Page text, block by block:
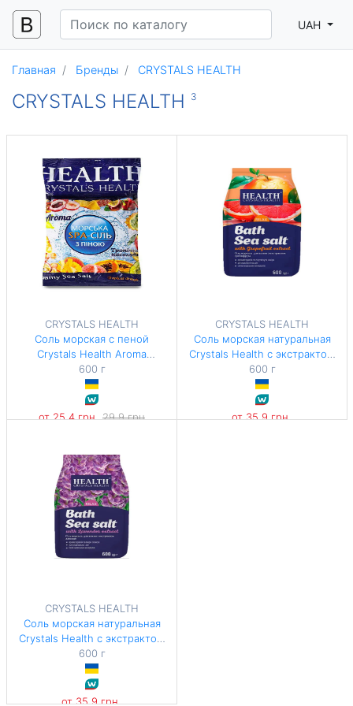
UAH
Главная Бренды CRYSTALS HEALTH
CRYSTALS HEALTH 3
CRYSTALS HEALTH
Соль морская с пеной
Crystals Health Aroma
Тропическое наслаждение
600 г
600 г
от 25,4 грн 29,9 грн
CRYSTALS HEALTH
Соль морская натуральная
Crystals Health с экстрактом
Грейпфрута 600 г
600 г
от 35,9 грн
CRYSTALS HEALTH
Соль морская натуральная
Crystals Health с экстрактом
Лаванды 600 г
600 г
от 35,9 грн